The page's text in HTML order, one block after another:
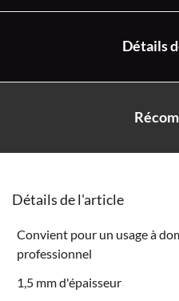
Détails
Détails de l'article
Convient pour un usage à
professionnel
1,5 mm d'épaisseur